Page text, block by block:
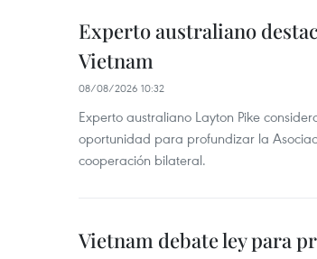
Experto australiano
Vietnam
08/08/2026 10:32
Experto australiano Layton Pike
oportunidad para profundizar la
cooperación bilateral.
Vietnam debate ley para